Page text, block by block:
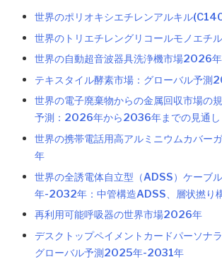
世界のポリオキシエチレンアルキル
世界のトリエチレングリコールモノエチ
世界の自動超音波器具洗浄機市場2026年
テキスタイル酵素市場：グローバル予
世界の電子廃棄物からの金属回収市場の
予測：2026年から2036年までの見通し
世界の携帯電話用高アルミニウムカバー
年
世界の全誘電体自立型（ADSS）ケーブ
年-2032年：中管構造ADSS、層状撚り
再利用可能呼吸器の世界市場2026年
デスクトップペイメントカードパーソナ
グローバル予測2025年-2031年